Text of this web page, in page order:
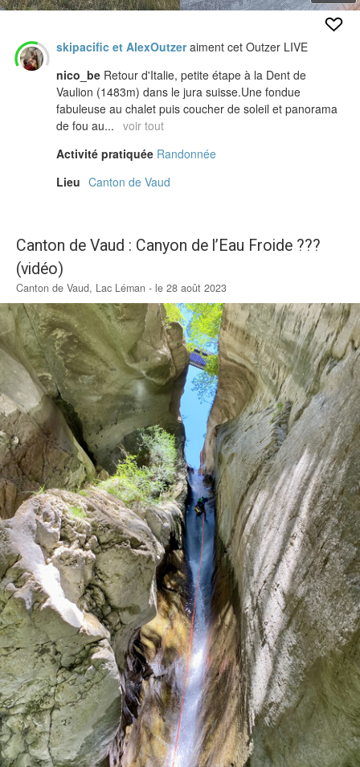
skipacific et AlexOutzeraiment cet Outzer LIVE
nico_be Retour d'Italie, petite étape à la Dent de
Vaulion (1483m) dans le jura suisse.Une fondue
fabuleuse au chalet puis coucher de soleil et panorama
de fou au... voir tout
Activité pratiquée Randonnée
Lieu Canton de Vaud
Canton de Vaud : Canyon de l’Eau Froide ???
(vidéo)
Canton de Vaud, Lac Léman - le 28 août 2023